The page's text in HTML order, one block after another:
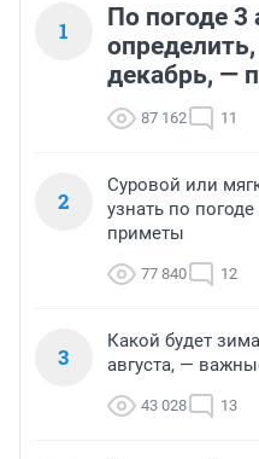
1
По погоде
декабрь, —
87 162 11
2
Суровой или
узнать по
приметы
77 840 12
3
Какой будет
августа, —
43 028 13